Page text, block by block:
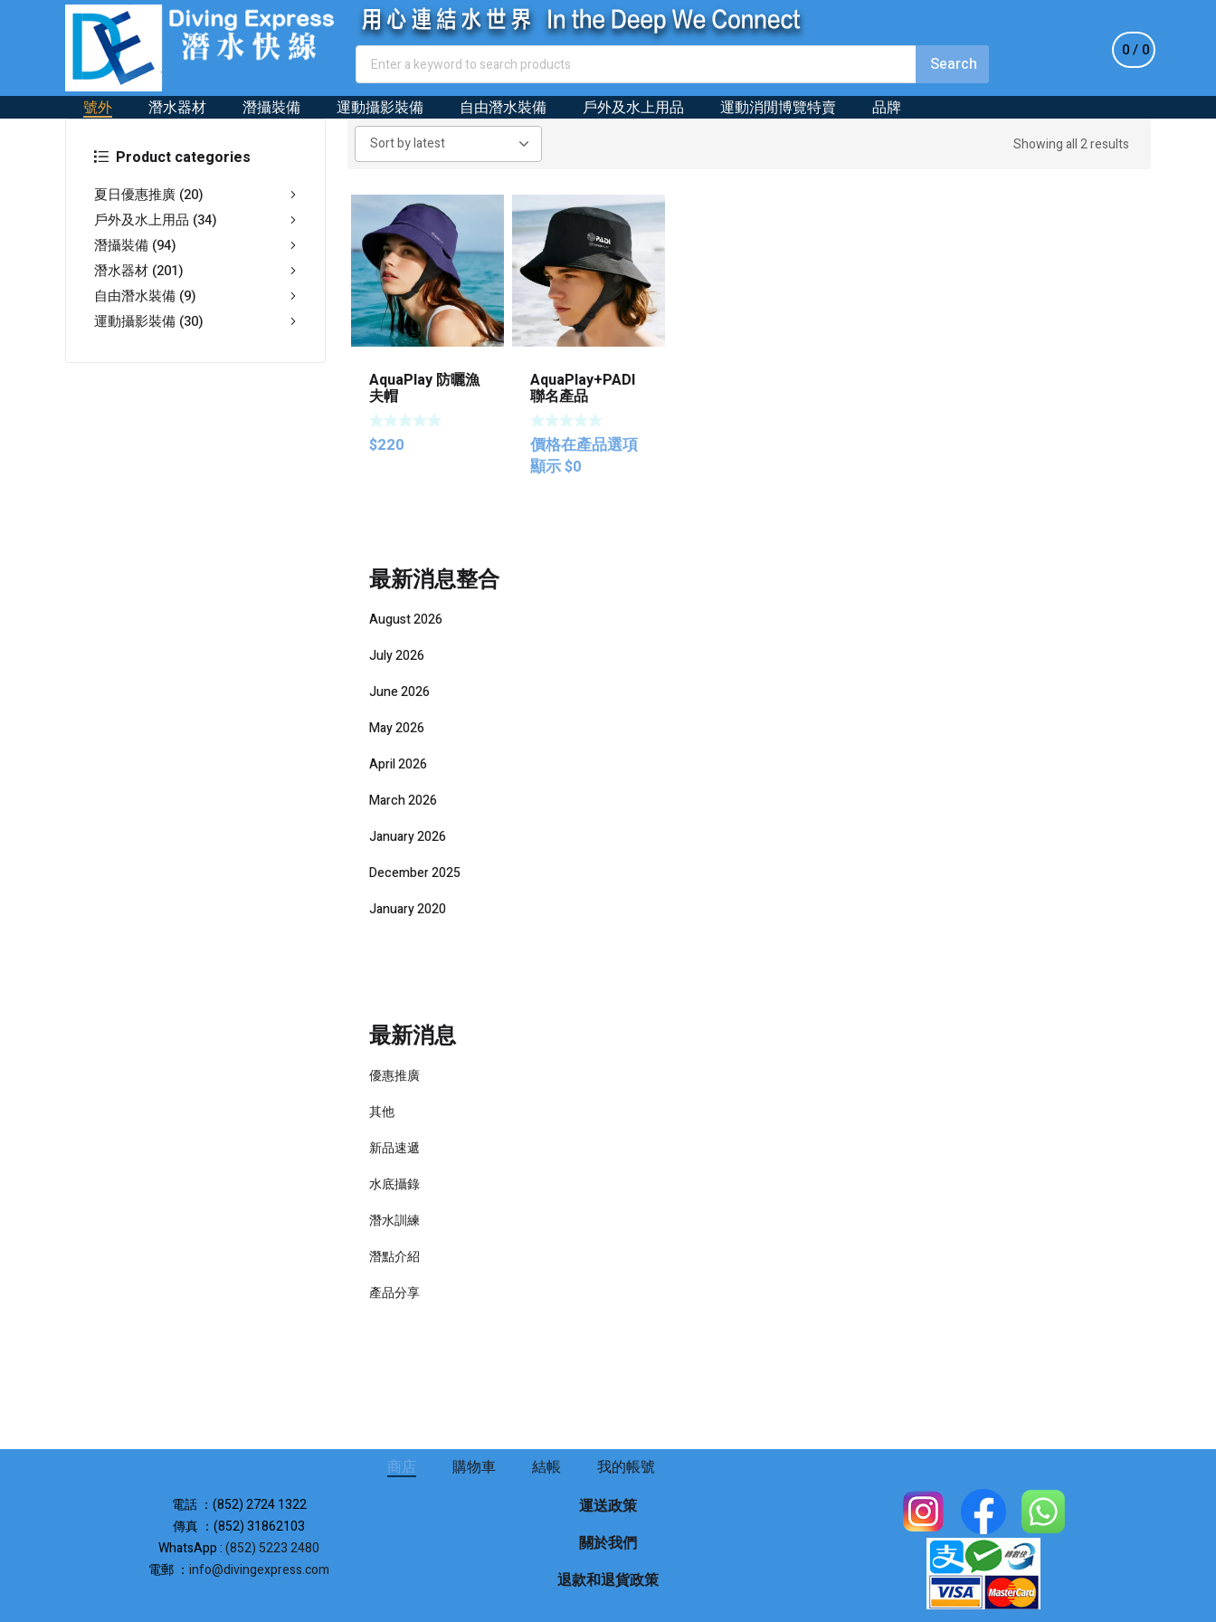
0 0
號外 潛水器材 潛攝裝備 運動攝影裝備 自由潛水裝備 戶外及水上用品 運動消閒博覽特賣 品牌
Product categories
夏日優惠推廣 (20)
戶外及水上用品 (34)
潛攝裝備 (94)
潛水器材 (201)
自由潛水裝備 (9)
運動攝影裝備 (30)
Showing all 2 results
AquaPlay 防曬漁
夫帽
$220
AquaPlay+PADI
聯名產品
價格在產品選項
顯示$0
最新消息整合
August 2026
July 2026
June 2026
May 2026
April 2026
March 2026
January 2026
December 2025
January 2020
最新消息
優惠推廣
其他
新品速遞
水底攝錄
潛水訓練
潛點介紹
產品分享
商店 購物車 結帳 我的帳號
電話 ：(852) 2724 1322
傳真 ：(852) 31862103
WhatsApp :(852) 5223 2480
電郵 ： info@divingexpress.com
運送政策
關於我們
退款和退貨政策